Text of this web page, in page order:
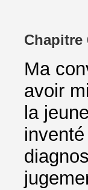
Chapitre
Ma
avoir
la